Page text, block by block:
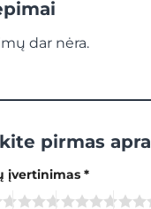
dar nėra.
pirmas
įvertinimas *